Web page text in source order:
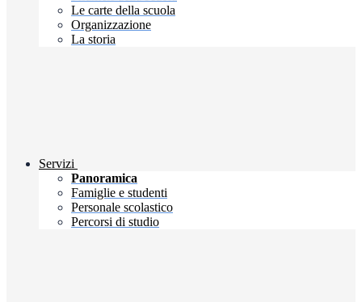
Le carte della scuola
Organizzazione
La storia
Servizi
Panoramica
Famiglie e studenti
Personale scolastico
Percorsi di studio